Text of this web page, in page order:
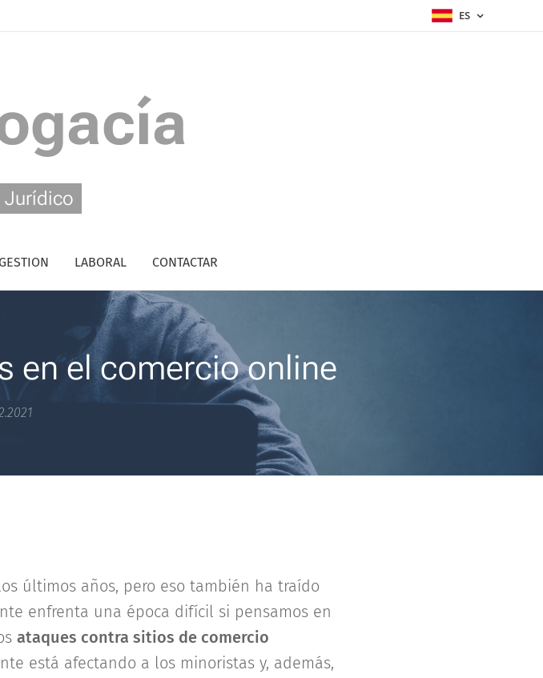
ES
Jurídico
GESTION LABORAL CONTACTAR
en el comercio online
últimos años, pero eso también ha traído
enfrenta una época difícil si pensamos en
ataques contra sitios de comercio
está afectando a los minoristas y, además,